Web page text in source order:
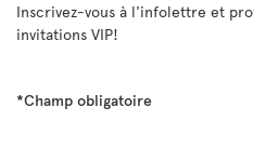
Inscrivez-vous à l'infolettre et
invitations VIP!
*Champ obligatoire